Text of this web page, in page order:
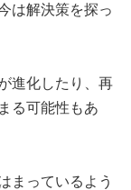
は解決策を探っ
進化したり、再
る可能性もあ
まっているよう